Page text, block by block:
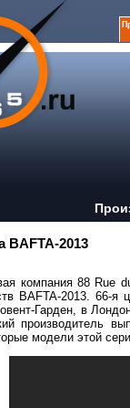
BAFTA-2013
компания 88 Rue
BAFTA-2013. 66-
Гарден, в
производитель
модели этой